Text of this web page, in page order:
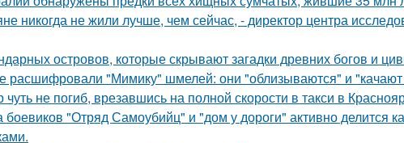
никогда не жили лучше, чем сейчас, - директор центра
островов, которые скрывают загадки древних богов и
расшифровали "Мимику" шмелей: они "облизываются" и "качают
чуть не погиб, врезавшись на полной скорости в такси в
боевиков "Отряд Самоубийц" и "дом у дороги" активно делится